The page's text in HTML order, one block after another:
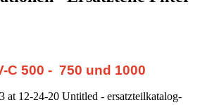
C 500 - 750 und 1000